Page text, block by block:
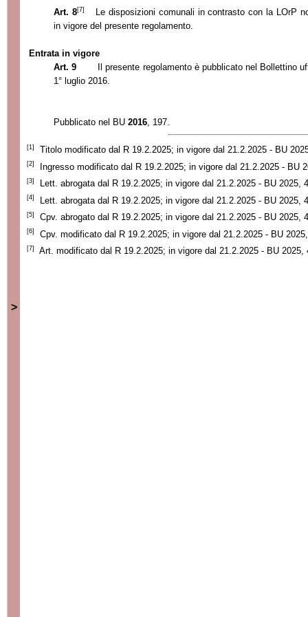
>
Art. 8[7]
Le disposizioni comunali in contrasto con la LOrP
in vigore del presente regolamento.
Entrata in vigore
Art. 9
Il presente regolamento è pubblicato nel Bollettino
1° luglio 2016.
Pubblicato nel BU 2016 , 197.
[1] Titolo modificato dal R 19.2.2025; in vigore dal 21.2.2025 - BU
[2] Ingresso modificato dal R 19.2.2025; in vigore dal 21.2.2025 - BU
[3] Lett. abrogata dal R 19.2.2025; in vigore dal 21.2.2025 - BU 2025,
[4] Lett. abrogata dal R 19.2.2025; in vigore dal 21.2.2025 - BU 2025,
[5] Cpv. abrogato dal R 19.2.2025; in vigore dal 21.2.2025 - BU 2025,
[6] Cpv. modificato dal R 19.2.2025; in vigore dal 21.2.2025 - BU
[7] Art. modificato dal R 19.2.2025; in vigore dal 21.2.2025 - BU 2025,